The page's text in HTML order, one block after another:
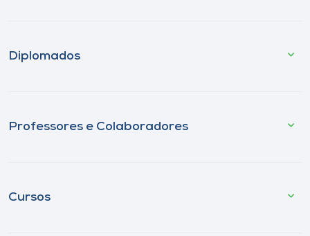
Diplomados
Professores e Colaboradores
Cursos